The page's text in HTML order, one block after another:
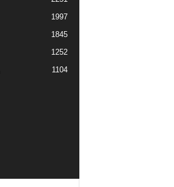
1997
1845
1252
1104